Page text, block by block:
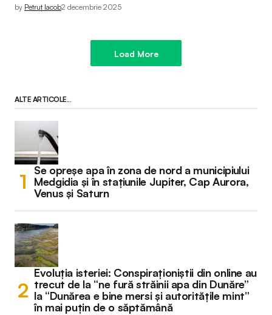
by Petruț Iacob2 decembrie 2025
Load More
ALTE ARTICOLE...
Se opreșe apa în zona de nord a municipiului
Medgidia și în stațiunile Jupiter, Cap Aurora,
Venus și Saturn
Evoluția isteriei: Conspiraționiștii din online au
trecut de la “ne fură străinii apa din Dunăre”
la “Dunărea e bine mersi și autoritățile mint”
în mai puțin de o săptămână